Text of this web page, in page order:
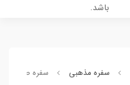
باشد.
سفره مذهبی سفره صلوات